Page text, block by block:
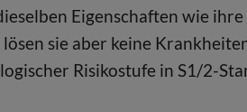
Eigenschaften wie
sie aber keine
Risikostufe in S1/2-